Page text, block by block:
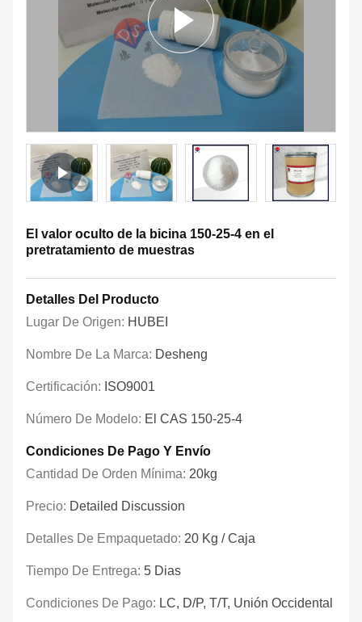
El valor oculto de la bicina 150-25-4 en el
pretratamiento de muestras
Detalles Del Producto
Lugar De Origen: HUBEI
Nombre De La Marca: Desheng
Certificación: ISO9001
Número De Modelo: El CAS 150-25-4
Condiciones De Pago Y Envío
Cantidad De Orden Mínima: 20kg
Precio: Detailed Discussion
Detalles De Empaquetado: 20 Kg / Caja
Tiempo De Entrega: 5 Dias
Condiciones De Pago: LC, D/P, T/T, Unión Occidental